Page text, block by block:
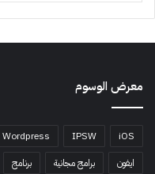
معرض الوسوم
iOS
IPSW
Wordpress
ايفون
برامج مجانية برنامج